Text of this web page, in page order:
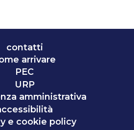
contatti
arrivare
PEC
URP
amministrativa
e cookie policy